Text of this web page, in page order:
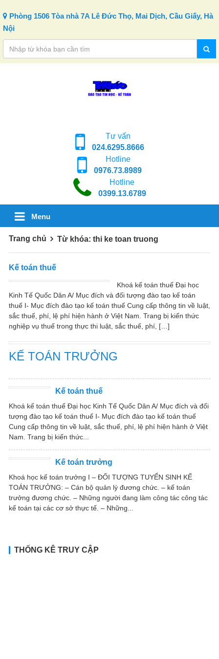
Phòng 1506 Tòa nhà 7A Lê Đức Thọ, Mai Dịch, Cầu Giấy, Hà
Nội
Tư vấn
024.6295.8666
Hotline
0976.73.8989
Hotline
0399.13.6789
Menu
Trang chủ Từ khóa: thi ke toan truong
Kế toán thuế
Khoá kế toán thuế Đại học
Kinh Tế Quốc Dân A/ Mục đích và đối tượng đào tạo kế toán
thuế I- Mục đích đào tạo kế toán thuế Cung cấp thông tin về luật,
sắc thuế, phí, lệ phí hiện hành ở Việt Nam. Trang bị kiến thức
nghiệp vụ thuế trong thực thi luật, sắc thuế, phí, […]
KẾ TOÁN TRƯỞNG
Kế toán thuế
Khoá kế toán thuế Đại học Kinh Tế Quốc Dân A/ Mục đích và đối
tượng đào tạo kế toán thuế I- Mục đích đào tạo kế toán thuế
Cung cấp thông tin về luật, sắc thuế, phí, lệ phí hiện hành ở Việt
Nam. Trang bị kiến thức...
Kế toán trưởng
Khoá học kế toán trưởng I – ĐỐI TƯỢNG TUYỂN SINH KẾ
TOÁN TRƯỞNG: – Cán bộ quản lý đương chức. – kế toán
trưởng đương chức. – Những người đang làm công tác công tác
kế toán tại các cơ sở thực tế. – Những...
THỐNG KÊ TRUY CẬP